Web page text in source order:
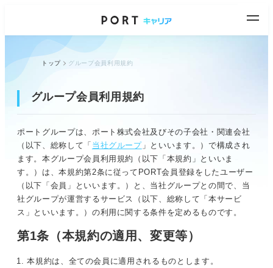
トップ グループ会員利用規約
グループ会員利用規約
ポートグループは、ポート株式会社及びその子会社・関連会社
（以下、総称して「 当社グループ」といいます。）で構成され
ます。本グループ会員利用規約（以下「本規約」といいま
す。）は、本規約第2条に従ってPORT会員登録をしたユーザー
（以下「会員」といいます。）と、当社グループとの間で、当
社グループが運営するサービス（以下、総称して「本サービ
ス」といいます。）の利用に関する条件を定めるものです。
第1条（本規約の適用、変更等）
本規約は、全ての会員に適用されるものとします。